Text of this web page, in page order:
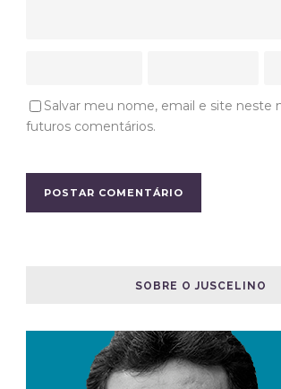
Salvar meu nome, email e site neste
futuros comentários.
SOBRE O JUSCELINO